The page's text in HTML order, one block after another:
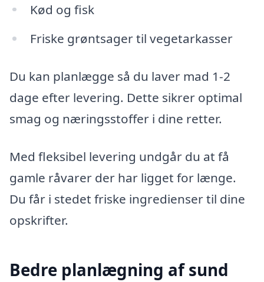
Kød og fisk
Friske grøntsager til vegetarkasser
Du kan planlægge så du laver mad 1-2
dage efter levering. Dette sikrer optimal
smag og næringsstoffer i dine retter.
Med fleksibel levering undgår du at få
gamle råvarer der har ligget for længe.
Du får i stedet friske ingredienser til dine
opskrifter.
Bedre planlægning af sund